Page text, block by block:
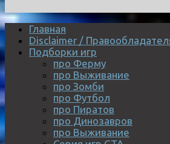
Главная
Disclaimer /
Подборки игр
про Ферму
про Выживание
про Зомби
про Футбол
про Пиратов
про Динозавров
про Выживание